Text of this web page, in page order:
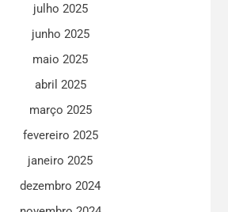
julho 2025
junho 2025
maio 2025
abril 2025
março 2025
fevereiro 2025
janeiro 2025
dezembro 2024